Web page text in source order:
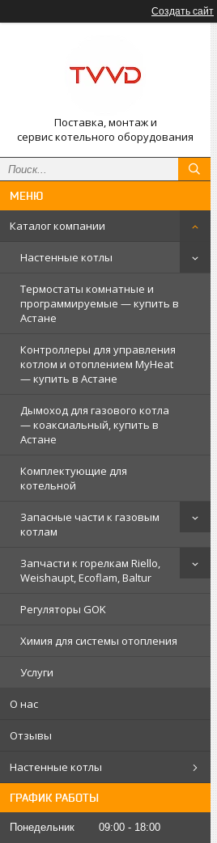
Создать сайт
Поставка, монтаж и
сервис котельного оборудования
Каталог компании
Настенные котлы
Термостаты комнатные и
программируемые — купить в
Астане
Контроллеры для управления
котлом и отоплением MyHeat
— купить в Астане
Дымоход для газового котла
— коаксиальный, купить в
Астане
Комплектующие для
котельной
Запасные части к газовым
котлам
Запчасти к горелкам Riello,
Weishaupt, Ecoflam, Baltur
Регуляторы GOK
Химия для системы отопления
Услуги
О нас
Отзывы
Настенные котлы
ГРАФИК РАБОТЫ
Понедельник 09:00
18:00